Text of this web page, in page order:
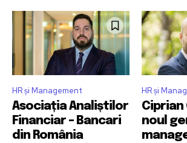
HR și Management
Asociația Analiștilor
Financiar – Bancari
din România
HR și
Ciprian
noul